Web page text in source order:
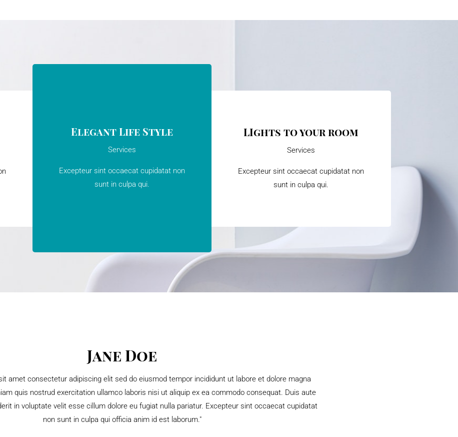
Elegant Life Style
Services
Excepteur sint occaecat cupidatat non
sunt in culpa qui.
LIghts to your room
Services
Excepteur sint occaecat cupidatat non
sunt in culpa qui.
Jane Doe
amet consectetur adipiscing elit sed do eiusmod tempor incididunt ut labore et dolore magna
quis nostrud exercitation ullamco laboris nisi ut aliquip ex ea commodo consequat. Duis aute
in voluptate velit esse cillum dolore eu fugiat nulla pariatur. Excepteur sint occaecat cupidatat
non sunt in culpa qui officia anim id est laborum."